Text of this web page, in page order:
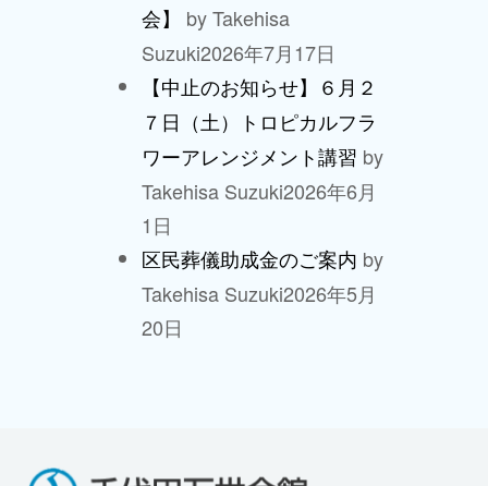
会】
by Takehisa
Suzuki2026年7月17日
【中止のお知らせ】６月２
７日（土）トロピカルフラ
ワーアレンジメント講習 by
Takehisa Suzuki2026年6月
1日
区民葬儀助成金のご案内 by
Takehisa Suzuki2026年5月
20日